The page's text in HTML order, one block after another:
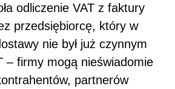
odliczenie VAT z faktury
przedsiębiorcę, który w
nie był już czynnym
– firmy mogą nieświadomie
partnerów